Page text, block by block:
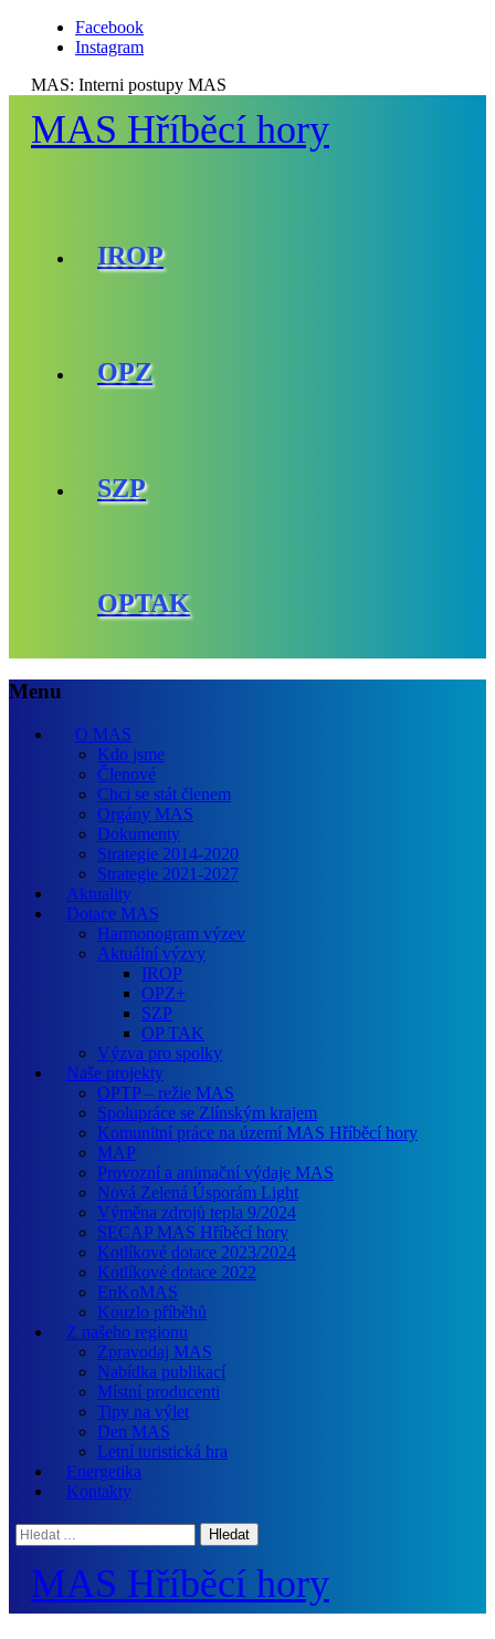
Facebook
Instagram
MAS: Interni postupy MAS
MAS Hříběcí hory
IROP
OPZ
SZP
OPTAK
Menu
O MAS
Kdo jsme
Členové
Chci se stát členem
Orgány MAS
Dokumenty
Strategie 2014-2020
Strategie 2021-2027
Aktuality
Dotace MAS
Harmonogram výzev
Aktuální výzvy
IROP
OPZ+
SZP
OP TAK
Výzva pro spolky
Naše projekty
OPTP – režie MAS
Spolupráce se Zlínským krajem
Komunitní práce na území MAS Hříběcí hory
MAP
Provozní a animační výdaje MAS
Nová Zelená Úsporám Light
Výměna zdrojů tepla 9/2024
SECAP MAS Hříběcí hory
Kotlíkové dotace 2023/2024
Kotlíkové dotace 2022
EnKoMAS
Kouzlo příběhů
Z našeho regionu
Zpravodaj MAS
Nabídka publikací
Místní producenti
Tipy na výlet
Den MAS
Letní turistická hra
Energetika
Kontakty
Hledat:
MAS Hříběcí hory